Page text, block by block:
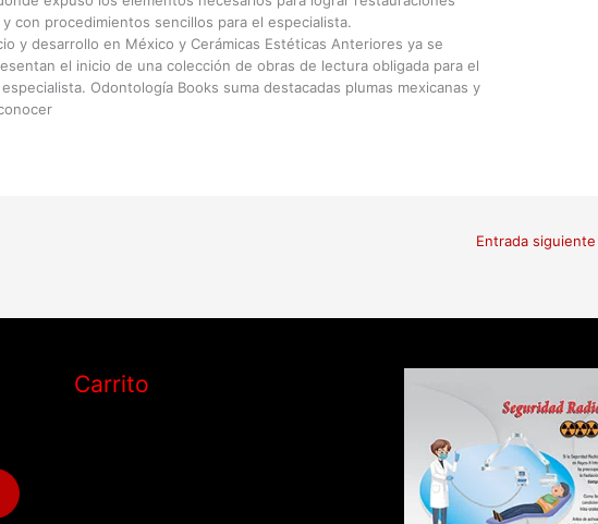
con procedimientos sencillos para el especialista.
y desarrollo en México y Cerámicas Estéticas Anteriores ya se
el inicio de una colección de obras de lectura obligada para el
Odontología Books suma destacadas plumas mexicanas y
Entrada
Carrito